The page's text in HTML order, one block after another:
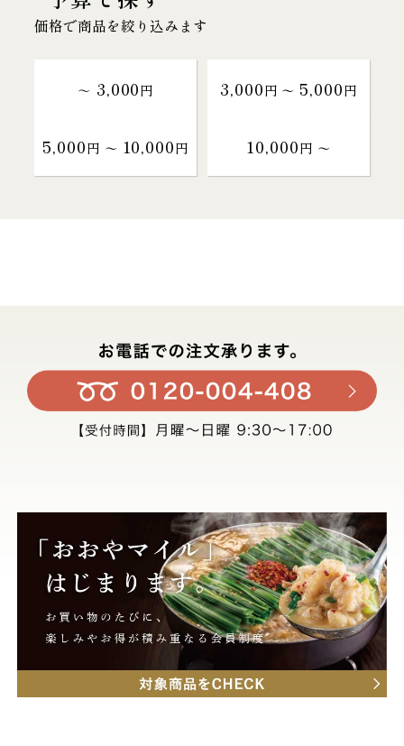
価格で商品を絞り込みます
～ 3,000円 3,000円 〜 5,000円
5,000円 〜 10,000円 10,000円 〜